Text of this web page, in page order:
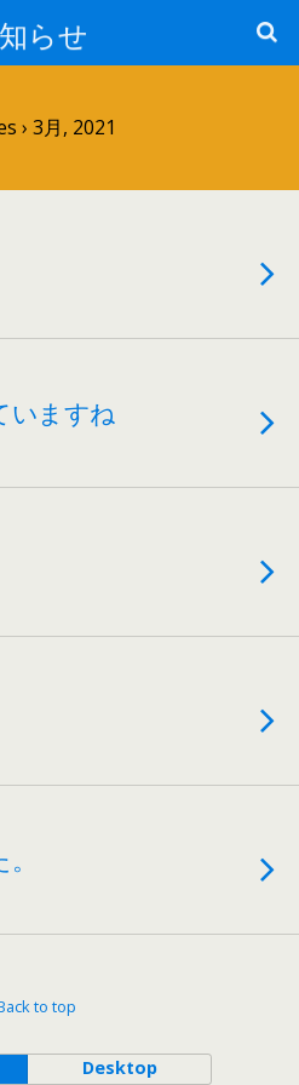
らせ
› 3月, 2021
いますね
to top
Desktop